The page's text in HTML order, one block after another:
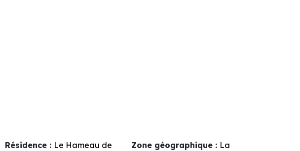
Résidence : Le Hameau de
Zone géographique : La